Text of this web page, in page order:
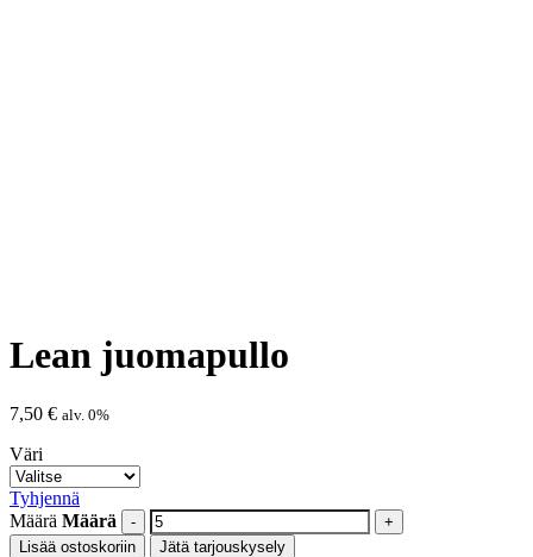
Lean juomapullo
7,50 € alv. 0%
Väri
Tyhjennä
Määrä Määrä
Lisää ostoskoriin Jätä tarjouskysely